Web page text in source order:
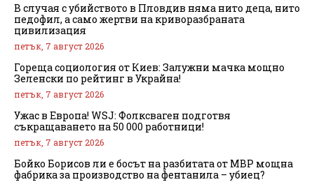
В случая с убийството в Пловдив няма нито деца, нито
педофил, а само жертви на криворазбраната
цивилизация
петък, 7 август 2026
Гореща социология от Киев: Залужни мачка мощно
Зеленски по рейтинг в Украйна!
петък, 7 август 2026
Ужас в Европа! WSJ: Фолксваген подготвя
съкращаването на 50 000 работници!
петък, 7 август 2026
Бойко Борисов ли е босът на разбитата от МВР мощна
фабрика за производство на фентанила – убиец?